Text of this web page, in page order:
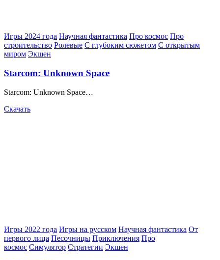
Posted
in
Игры 2024 года Научная фантастика Про космос Про
строительство Ролевые С глубоким сюжетом С открытым
миром Экшен
Starcom: Unknown Space
Starcom: Unknown Space…
Скачать
Posted
in
Игры 2022 года Игры на русском Научная фантастика От
первого лица Песочницы Приключения Про
космос Симулятор Стратегии Экшен